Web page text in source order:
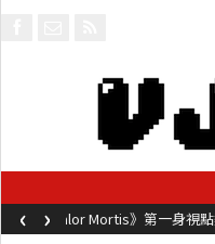
【遊戲介紹】《Steel
動作極致流暢試玩上
‹ ›